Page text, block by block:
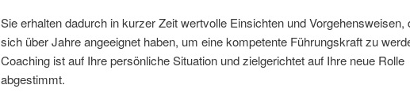
Sie erhalten dadurch in kurzer Zeit wertvolle Einsichten und Vorgehensweisen,
sich über Jahre angeeignet haben, um eine kompetente Führungskraft zu
Coaching ist auf Ihre persönliche Situation und zielgerichtet auf Ihre neue Rolle
abgestimmt.